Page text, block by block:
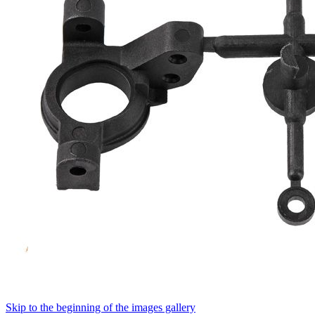
Skip to the beginning of the images gallery